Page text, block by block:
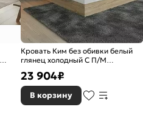
Кровать Ким без обивки белый
глянец холодный С П/М
основание, изголовье жесткое
23 904₽
В корзину